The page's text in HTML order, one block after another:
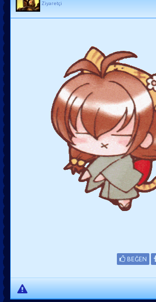
Ziyaretçi
BEĞEN